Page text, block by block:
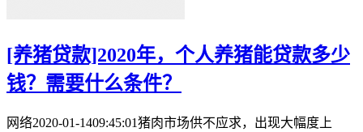
[养猪贷款]2020年，个人养猪能贷款多少
钱？需要什么条件？
网络2020-01-1409:45:01猪肉市场供不应求，出现大幅度上